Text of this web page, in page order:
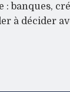
banques,
à décider